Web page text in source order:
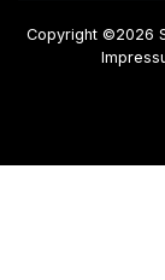
Copyright ©2026